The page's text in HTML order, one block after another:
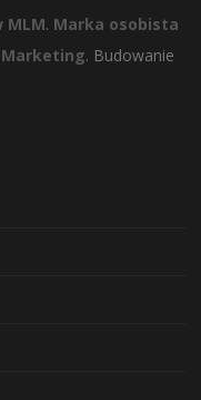
. Marka osobista
. Budowanie